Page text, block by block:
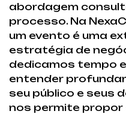
abordagem
processo. Na
um evento é uma
estratégia de
dedicamos tempo
entender
seu público e seus
nos permite propor